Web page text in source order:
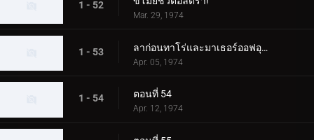
1 - 52
Mar. 29, 1974
1 - 53 ลาก่อนทาโร่และมาเธอร์ออฟอุลตร้า!
Apr. 05, 1974
1 - 54 ตอนที่ 54
Apr. 12, 1974